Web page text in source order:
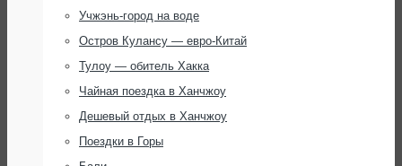
Учжэнь-город на воде
Остров Кулансу — евро-Китай
Тулоу — обитель Хакка
Чайная поездка в Ханчжоу
Дешевый отдых в Ханчжоу
Поездки в Горы